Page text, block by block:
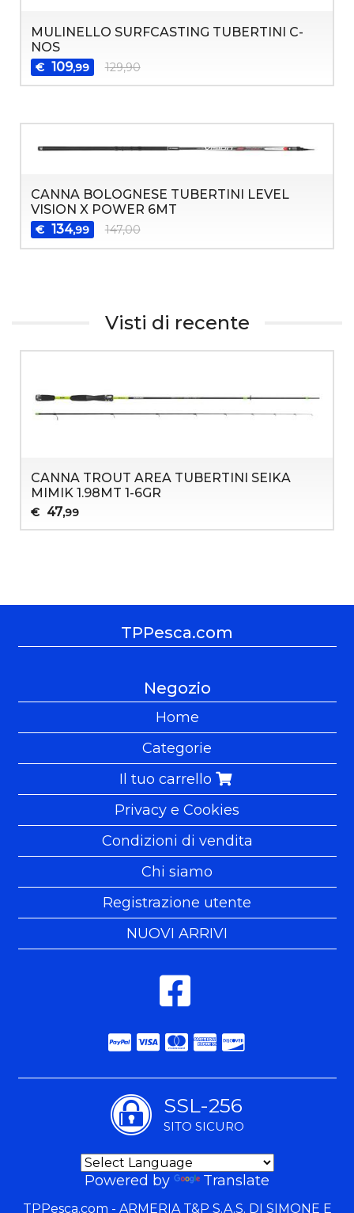
MULINELLO SURFCASTING TUBERTINI C-
NOS
€ 109,99 129,90
CANNA BOLOGNESE TUBERTINI LEVEL
VISION X POWER 6MT
€ 134,99 147,00
Visti di recente
CANNA TROUT AREA TUBERTINI SEIKA
MIMIK 1.98MT 1-6GR
€ 47,99
TPPesca.com
Negozio
Home
Categorie
Il tuo carrello
Privacy e Cookies
Condizioni di vendita
Chi siamo
Registrazione utente
NUOVI ARRIVI
SSL-256
SITO SICURO
Powered by Translate
TPPesca.com - ARMERIA T&P S.A.S. DI SIMONE E